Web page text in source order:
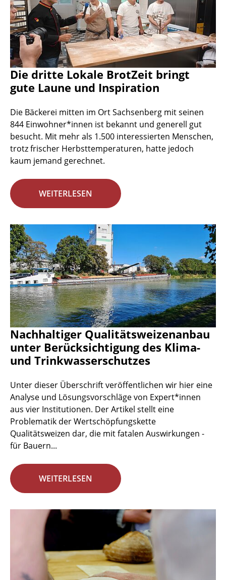
Die dritte Lokale BrotZeit bringt
gute Laune und Inspiration
Die Bäckerei mitten im Ort Sachsenberg mit seinen
844 Einwohner*innen ist bekannt und generell gut
besucht. Mit mehr als 1.500 interessierten Menschen,
trotz frischer Herbsttemperaturen, hatte jedoch
kaum jemand gerechnet.
WEITERLESEN
Nachhaltiger Qualitätsweizenanbau
unter Berücksichtigung des Klima-
und Trinkwasserschutzes
Unter dieser Überschrift veröffentlichen wir hier eine
Analyse und Lösungsvorschläge von Expert*innen
aus vier Institutionen. Der Artikel stellt eine
Problematik der Wertschöpfungskette
Qualitätsweizen dar, die mit fatalen Auswirkungen -
für Bauern...
WEITERLESEN